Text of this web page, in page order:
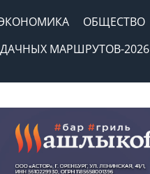
ОБЩЕСТВО
МАРШРУТОВ-2026